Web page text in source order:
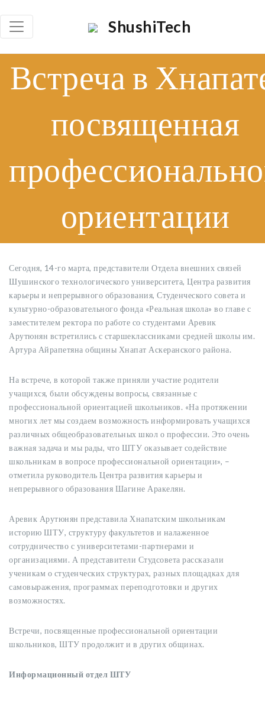
ShushiTech
Встреча в
посвященная
ориентации
Сегодня, 14-го марта, представители Отдела внешних связей
Шушинского технологического университета, Центра развития
карьеры и непрерывного образования, Студенческого совета и
культурно-образовательного фонда «Реальная школа» во главе с
заместителем ректора по работе со студентами Аревик
Арутюнян встретились с старшеклассниками средней школы им.
Артура Айрапетяна общины Хнапат Аскеранского района.
На встрече, в которой также приняли участие родители
учащихся, были обсуждены вопросы, связанные с
профессиональной ориентацией школьников. «На протяжении
многих лет мы создаем возможность информировать учащихся
различных общеобразовательных школ о профессии. Это очень
важная задача и мы рады, что ШТУ оказывает содействие
школьникам в вопросе профессиональной ориентации», –
отметила руководитель Центра развития карьеры и
непрерывного образования Шагине Аракелян.
Аревик Арутюнян представила Хнапатским школьникам
историю ШТУ, структуру факультетов и налаженное
сотрудничество с университетами-партнерами и
организациями. А представители Студсовета рассказали
ученикам о студенческих структурах, разных площадках для
самовыражения, программах переподготовки и других
возможностях.
Встречи, посвященные профессиональной ориентации
школьников, ШТУ продолжит и в других общинах.
Информационный отдел ШТУ